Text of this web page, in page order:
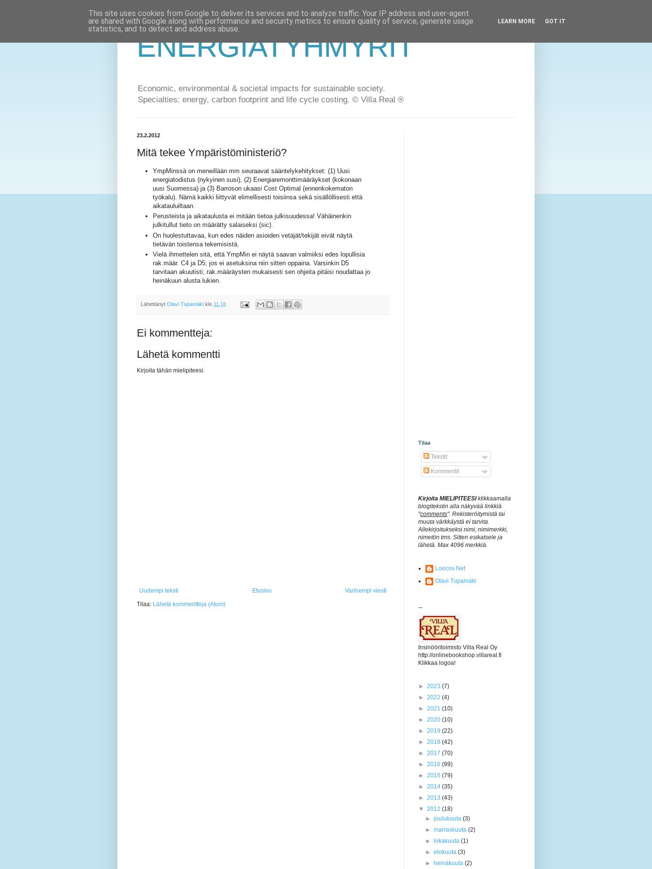
ENERGIATYHMYRIT
Economic, environmental & societal impacts for sustainable society.
Specialties: energy, carbon footprint and life cycle costing. © Villa Real ®
23.2.2012
Mitä tekee Ympäristöministeriö?
YmpMinssä on meneillään mm seuraavat sääntelykehitykset: (1) Uusi
energiatodistus (nykyinen susi), (2) Energiaremonttimääräykset (kokonaan
uusi Suomessa) ja (3) Barroson ukaasi Cost Optimal (ennenkokematon
työkalu). Nämä kaikki liittyvät elimellisesti toisiinsa sekä sisällöllisesti että
aikatauluiltaan.
Perusteista ja aikataulusta ei mitään tietoa julkisuudessa! Vähäinenkin
julkitullut tieto on määrätty salaiseksi (sic).
On huolestuttavaa, kun edes näiden asioiden vetäjät/tekijät eivät näytä
tietävän toistensa tekemisistä.
Vielä ihmettelen sitä, että YmpMin ei näytä saavan valmiiksi edes lopullisia
rak.määr. C4 ja D5; jos ei asetuksina niin sitten oppaina. Varsinkin D5
tarvitaan akuutisti; rak.määräysten mukaisesti sen ohjeita pitäisi noudattaa jo
heinäkuun alusta lukien.
Lähettänyt Olavi Tupamäki klo 11.16
Ei kommentteja:
Lähetä kommentti
Kirjoita tähän mielipiteesi.
Uudempi teksti Vanhempi viesti
Etusivu
Tilaa: Lähetä kommentteja (Atom)
Tilaa
Tekstit
Kommentit
Kirjoita MIELIPITEESIklikkaamalla
blogitekstin alla näkyvää linkkiä
"comments". Rekisteröitymistä tai
muuta värkkäystä ei tarvita.
Allekirjoitukseksi nimi, nimimerkki,
nimetön tms. Sitten esikatsele ja
lähetä. Max 4096 merkkiä.
Loocos Net
Olavi Tupamäki
...
Insinööritoimisto Villa Real Oy
http://onlinebookshop.villareal.fi
Klikkaa logoa!
► 2023 (7)
► 2022 (4)
► 2021 (10)
► 2020 (10)
► 2019 (22)
► 2018 (42)
► 2017 (70)
► 2016 (99)
► 2015 (79)
► 2014 (35)
► 2013 (43)
▼ 2012 (18)
►joulukuuta(3)
►marraskuuta(2)
►
lokakuuta(1)
►elokuuta(3)
►
heinäkuuta(2)
This site uses cookies from Google to deliver its services and to analyze traffic. Your IP address and user-agent
are shared with Google along with performance and security metrics to ensure quality of service, generate usage
statistics, and to detect and address abuse.
LEARN MORE GOT IT